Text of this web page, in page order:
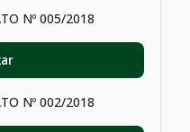
Nº 005/2018
Nº 002/2018